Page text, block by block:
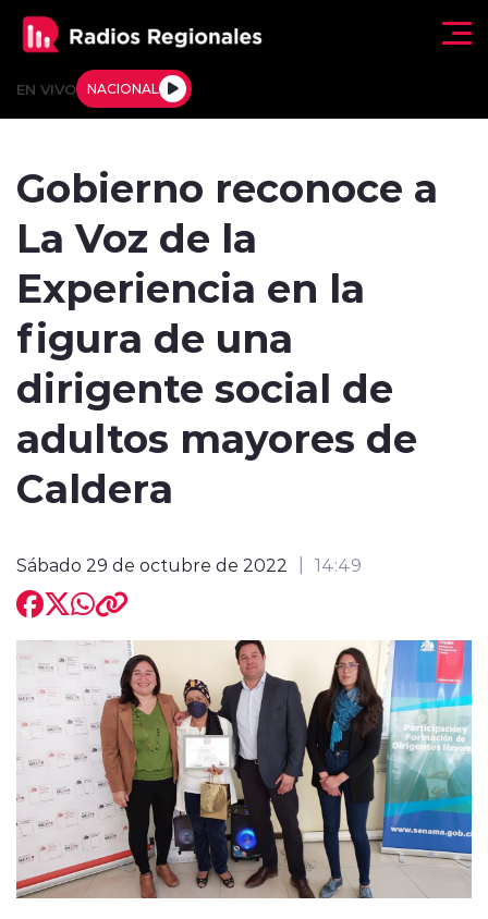
EN VIVO NACIONAL
Tendencias
Deportes
Internacional
Regiones al Aire
Entrevistas
modo claro
Gobierno reconoce a
La Voz de la
Experiencia en la
figura de una
dirigente social de
adultos mayores de
Caldera
Sábado 29 de octubre de 2022 14:49